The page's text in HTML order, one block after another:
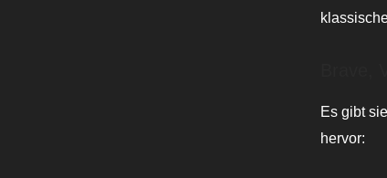
Es gibt
hervor: